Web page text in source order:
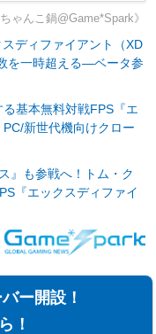
ちゃんこ鍋@Game*Spark》
ディファイアント（XD
を一時超える―ベータ参
基本無料対戦FPS『エ
新世代機向けクロー
』も参戦へ！トム・ク
『エックスディファイ
ー開設！
！